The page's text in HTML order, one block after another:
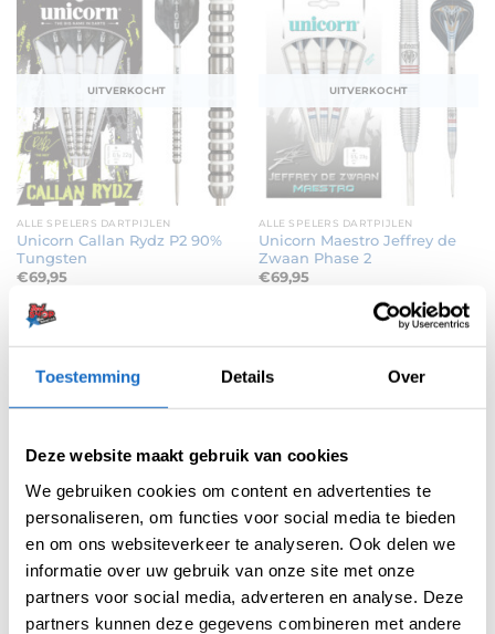
Toestemming Details Over
Deze website maakt gebruik van cookies
We gebruiken cookies om content en advertenties te
personaliseren, om functies voor social media te bieden
en om ons websiteverkeer te analyseren. Ook delen we
informatie over uw gebruik van onze site met onze
partners voor social media, adverteren en analyse. Deze
partners kunnen deze gegevens combineren met andere
UITVERKOCHT
ALLE SPELERS DARTPIJLEN
Unicorn Callan Rydz P2 90%
Tungsten
€69,95
UITVERKOCHT
ALLE SPELERS DARTPIJLEN
Unicorn Maestro Jeffrey de
Zwaan Phase 2
€69,95
DARTPIJLEN
Unicorn Callan Rydz The Riot
80% Tungsten
53,95
DARTPIJLEN
Unicorn Prodigy S2 95%
Tungsten